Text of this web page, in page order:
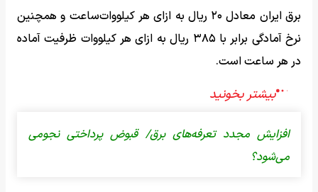
برق ایران معادل ۲۰ ریال به ازای هر کیلووات‌ساعت و همچنین
نرخ آمادگی برابر با ۳۸۵ ریال به ازای هر کیلووات ظرفیت آماده
در هر ساعت است.
افزایش مجدد تعرفه‌های برق/ قبوض پرداختی نجومی
می‌شود؟